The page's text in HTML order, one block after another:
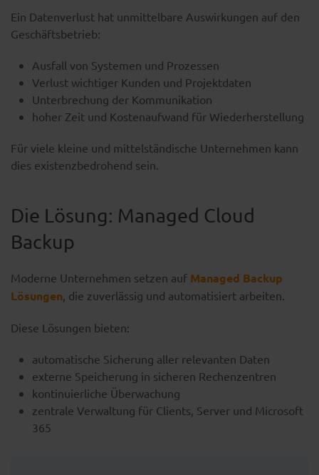
Ein Datenverlust hat unmittelbare Auswirkungen auf den
Geschäftsbetrieb:
Ausfall von Systemen und Prozessen
Verlust wichtiger Kunden und Projektdaten
Unterbrechung der Kommunikation
hoher Zeit und Kostenaufwand für Wiederherstellung
Für viele kleine und mittelständische Unternehmen kann
dies existenzbedrohend sein.
Die Lösung: Managed Cloud
Backup
Moderne Unternehmen setzen auf Managed Backup
Lösungen, die zuverlässig und automatisiert arbeiten.
Diese Lösungen bieten:
automatische Sicherung aller relevanten Daten
externe Speicherung in sicheren Rechenzentren
kontinuierliche Überwachung
zentrale Verwaltung für Clients, Server und Microsoft
365